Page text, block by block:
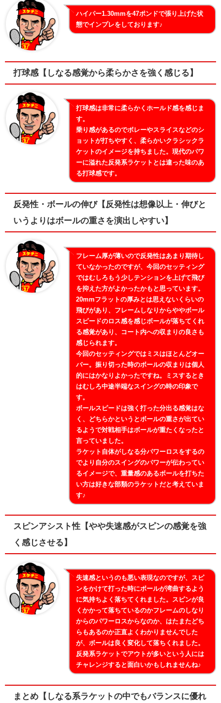
ハイパー1.30mmを47ポンドで張り上げた状
態でインプレをしております♪
打球感【しなる感覚から柔らかさを強く感じる】
打球感は非常に柔らかくホールド感を感じま
す。
乗り感があるのでボレーやスライスなどのシ
ョットが打ちやすく、柔らかいクラシックラ
ケットのイメージを持ちました。現代のパワ
ーに溢れた反発系ラケットとは違った味のあ
る打球感です。
反発性・ボールの伸び【反発性は想像以上・伸びと
いうよりはボールの重さを演出しやすい】
フレーム厚が薄いので反発性はあまり期待し
ていなかったのですが、今回のセッティング
ではむしろもう少しテンションを上げて飛び
を抑えた方がよかったかもと思っています。
20mmフラットの厚みとは思えないくらいの
飛びがあり、フレームしなりからややボール
スピードのロス感を感じボールが落ちてくれ
る感覚があり、コート内への収まりの良さも
感じられます。
今回のセッティングではミスはほとんどオー
バー。振り切った時のボールの収まりは個人
的にはかなりよかったですね。ミスするとき
はむしろ中途半端なスイングの時の印象で
す。
ボールスピードは強く打った分出る感覚はな
く、どちらかというとボールの重さが出てい
るようで対戦相手はボールが重たくなったと
言っていました。
ラケット自体がしなる分パワーロスをするの
でより自分のスイングのパワーが伝わってい
るイメージで、重量感のあるボールを打ちた
い方は好きな部類のラケットだと考えていま
す♪
スピンアシスト性【やや失速感がスピンの感覚を強
く感じさせる】
失速感というのも悪い表現なのですが、スピ
ンをかけて打った時にボールが湾曲するよう
に気持ちよく落ちてくれました。スピンが良
くかかって落ちているのかフレームのしなり
からのパワーロスからなのか、はたまたどち
らもあるのか正直よくわかりませんでした
が、ボールは良く変化して落ちくれました。
反発系ラケットでアウトが多いという人には
チャレンジすると面白いかもしれませんね♪
まとめ【しなる系ラケットの中でもバランスに優れ